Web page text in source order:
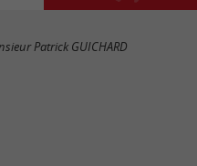
Patrick GUICHARD